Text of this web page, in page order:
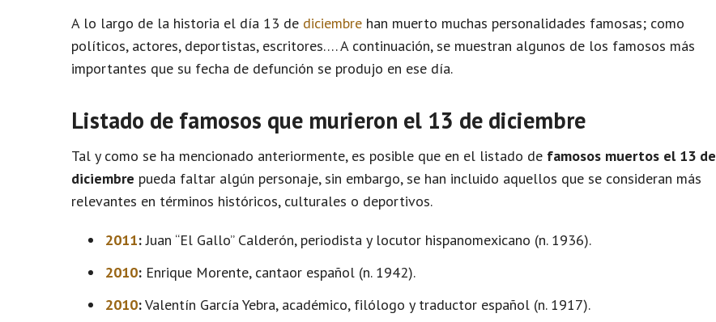
A lo largo de la historia el día 13 de diciembre han muerto muchas personalidades famosas; como
políticos, actores, deportistas, escritores…. A continuación, se muestran algunos de los famosos más
importantes que su fecha de defunción se produjo en ese día.
Listado de famosos que murieron el 13 de diciembre
Tal y como se ha mencionado anteriormente, es posible que en el listado de famosos muertos el 13 de
diciembre pueda faltar algún personaje, sin embargo, se han incluido aquellos que se consideran más
relevantes en términos históricos, culturales o deportivos.
2011:Juan “El Gallo” Calderón, periodista y locutor hispanomexicano (n. 1936).
2010: Enrique Morente, cantaor español (n. 1942).​
2010:Valentín García Yebra, académico, filólogo y traductor español (n. 1917).​